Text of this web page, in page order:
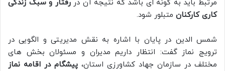
مرتبط باید به‌ گونه‌ ای باشد که نتیجه آن دررفتار و سبک زندگی
کاری کارکنان متبلور شود.
شمس الدین در پایان با اشاره به نقش مدیریتی و الگویی در
ترویج نماز گفت: انتظار داریم مدیران و مسئولان بخش‌ های
مختلف در سازمان جهاد کشاورزی استان، پیشگام در اقامه نماز